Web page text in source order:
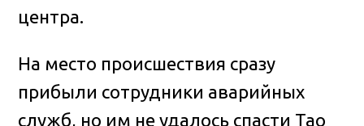
центра.
На место происшествия сразу
прибыли сотрудники аварийных
служб, но им не удалось спасти Тао